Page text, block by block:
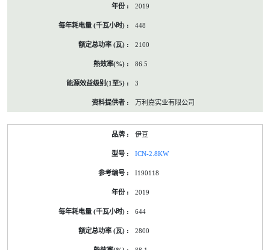
2019
448
2100
86.5
3
万利嘉实业有限公司
伊豆
ICN-2.8KW
I190118
2019
644
2800